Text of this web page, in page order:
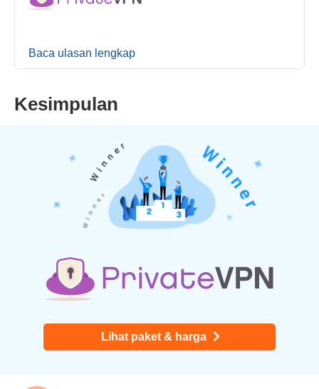
Baca ulasan lengkap
Kesimpulan
Lihat paket & harga